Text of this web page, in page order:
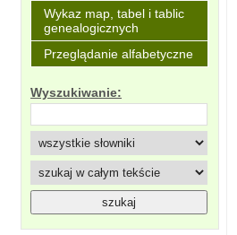
Wykaz map, tabel i tablic
genealogicznych
Przeglądanie alfabetyczne
Wyszukiwanie: